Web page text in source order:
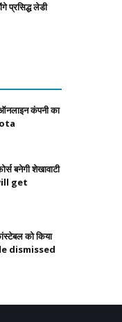
प्रसिद्ध लेडी
ऑनलाइन कंपनी का
बनेगी शेखावाटी
get
को किया
dismissed